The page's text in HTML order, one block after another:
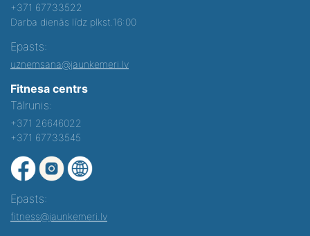
+371 67733522
Darba dienās līdz plkst.16:00
Epasts:
uznemsana@jaunkemeri.lv
Fitnesa centrs
Tālrunis:
+371 26646022
+371 67733545
Epasts:
fitness@jaunkemeri.lv